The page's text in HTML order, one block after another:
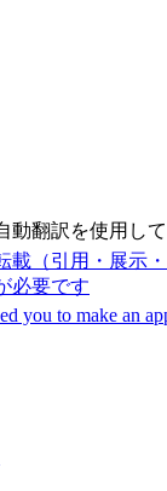
動翻訳を使用し
載（引用・展示
必要です
you to make an